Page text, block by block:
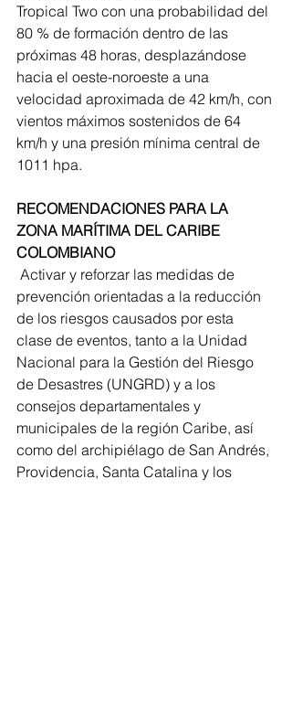
Tropical Two con una probabilidad del
80 % de formación dentro de las
próximas 48 horas, desplazándose
hacia el oeste-noroeste a una
velocidad aproximada de 42 km/h, con
vientos máximos sostenidos de 64
km/h y una presión mínima central de
1011 hpa.
RECOMENDACIONES PARA LA
ZONA MARÍTIMA DEL CARIBE
COLOMBIANO
Activar y reforzar las medidas de
prevención orientadas a la reducción
de los riesgos causados por esta
clase de eventos, tanto a la Unidad
Nacional para la Gestión del Riesgo
de Desastres (UNGRD) y a los
consejos departamentales y
municipales de la región Caribe, así
como del archipiélago de San Andrés,
Providencia, Santa Catalina y los